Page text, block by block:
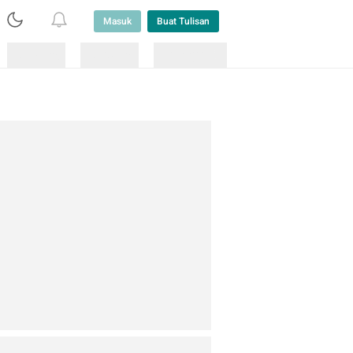
Masuk Buat Tulisan